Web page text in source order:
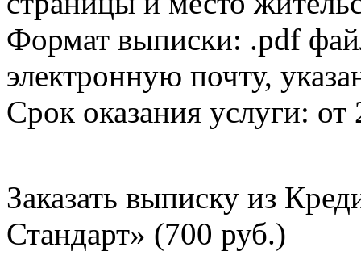
Формат выписки: .pdf
электронную почту,
Срок оказания услуги: от
Заказать выписку из
Стандарт» (700 руб.)